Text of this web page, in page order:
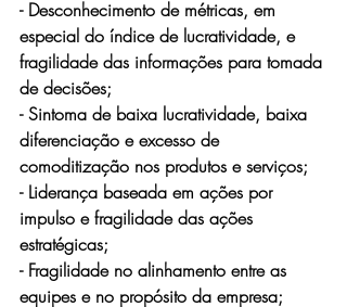
- Desconhecimento de métricas, em
especial do índice de lucratividade, e
fragilidade das informações para tomada
de decisões;
- Sintoma de baixa lucratividade, baixa
diferenciação e excesso de
comoditização nos produtos e serviços;
- Liderança baseada em ações por
impulso e fragilidade das ações
estratégicas;
- Fragilidade no alinhamento entre as
equipes e no propósito da empresa;